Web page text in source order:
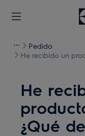
Pedido
He recibido un
He
¿Qué